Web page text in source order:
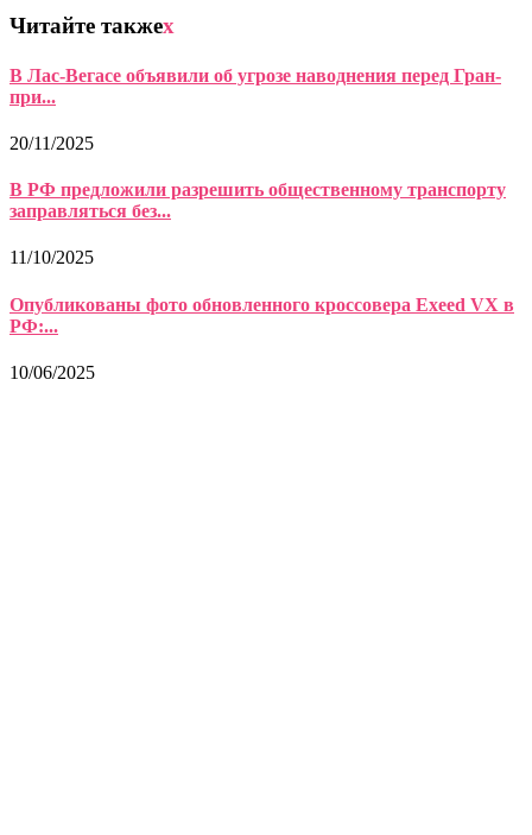
Читайте такжеx
В Лас-Вегасе объявили об угрозе наводнения перед Гран-
при...
20/11/2025
В РФ предложили разрешить общественному транспорту
заправляться без...
11/10/2025
Опубликованы фото обновленного кроссовера Exeed VX в
РФ:...
10/06/2025